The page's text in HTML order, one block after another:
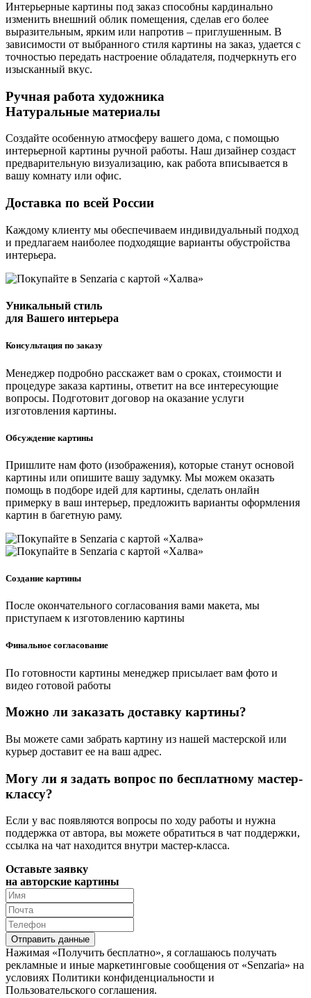
Интерьерные картины под заказ способны кардинально
изменить внешний облик помещения, сделав его более
выразительным, ярким или напротив – приглушенным. В
зависимости от выбранного стиля картины на заказ, удается с
точностью передать настроение обладателя, подчеркнуть его
изысканный вкус.
Ручная работа художника
Натуральные материалы
Создайте особенную атмосферу вашего дома, с помощью
интерьерной картины ручной работы. Наш дизайнер создаст
предварительную визуализацию, как работа вписывается в
вашу комнату или офис.
Доставка по всей России
Каждому клиенту мы обеспечиваем индивидуальный подход
и предлагаем наиболее подходящие варианты обустройства
интерьера.
Уникальный стиль
для Вашего интерьера
Консультация по заказу
Менеджер подробно расскажет вам о сроках, стоимости и
процедуре заказа картины, ответит на все интересующие
вопросы. Подготовит договор на оказание услуги
изготовления картины.
Обсуждение картины
Пришлите нам фото (изображения), которые станут основой
картины или опишите вашу задумку. Мы можем оказать
помощь в подборе идей для картины, сделать онлайн
примерку в ваш интерьер, предложить варианты оформления
картин в багетную раму.
Создание картины
После окончательного согласования вами макета, мы
приступаем к изготовлению картины
Финальное согласование
По готовности картины менеджер присылает вам фото и
видео готовой работы
Можно ли заказать доставку картины?
Вы можете сами забрать картину из нашей мастерской или
курьер доставит ее на ваш адрес.
Могу ли я задать вопрос по бесплатному мастер-
классу?
Если у вас появляются вопросы по ходу работы и нужна
поддержка от автора, вы можете обратиться в чат поддержки,
ссылка на чат находится внутри мастер-класса.
Оставьте заявку
на авторские картины
Нажимая «Получить бесплатно», я соглашаюсь получать
рекламные и иные маркетинговые сообщения от «Senzaria» на
условиях Политики конфиденциальности и
Пользовательского соглашения.